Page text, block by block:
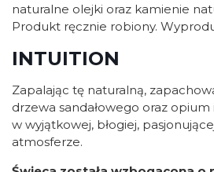
naturalne olejki oraz kamienie
Produkt ręcznie robiony.
INTUITION
Zapalając tę naturalną,
drzewa sandałowego oraz opium
w wyjątkowej, błogiej,
atmosferze.